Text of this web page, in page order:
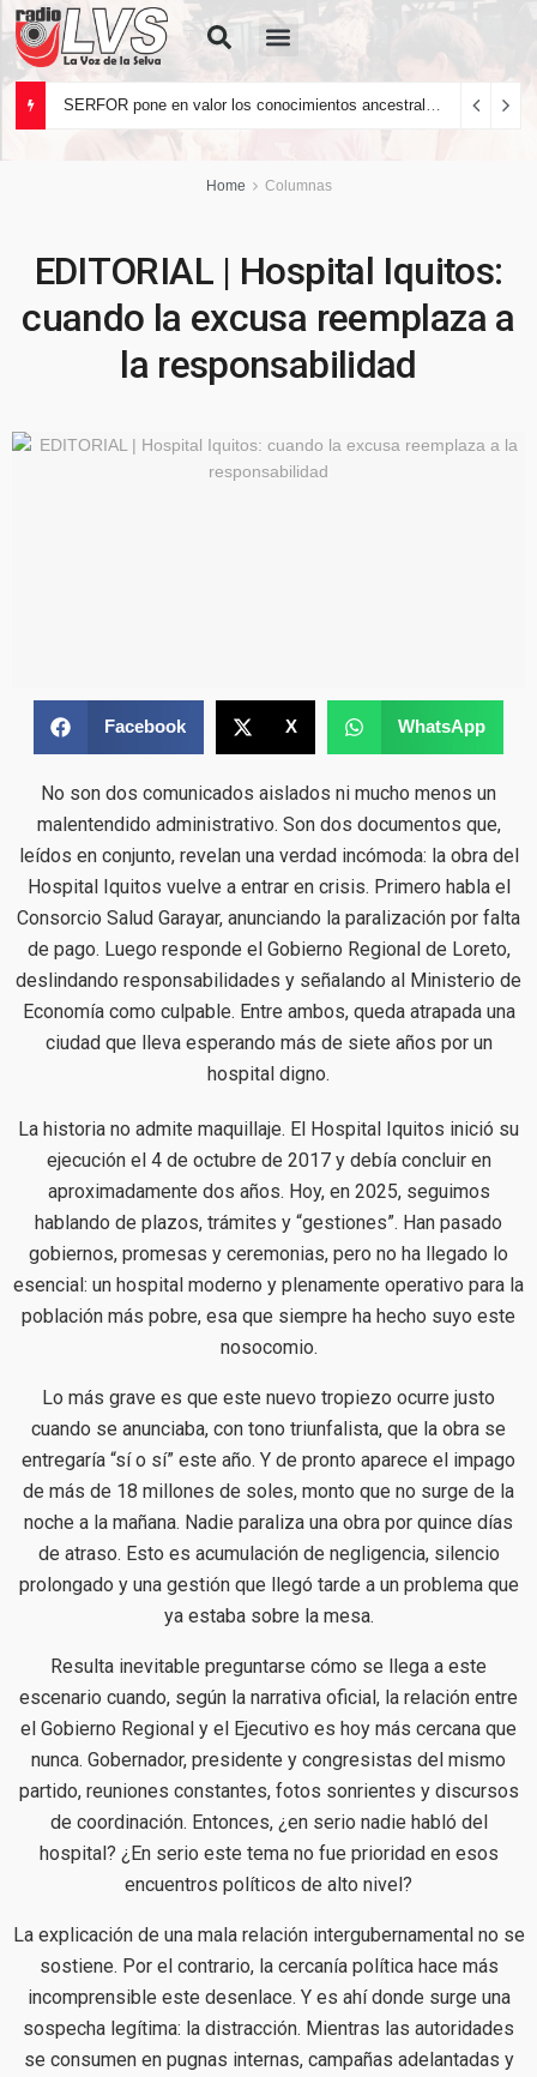
Home Columnas
EDITORIAL | Hospital Iquitos:
cuando la excusa reemplaza a
la responsabilidad
Facebook X WhatsApp
No son dos comunicados aislados ni mucho menos un
malentendido administrativo. Son dos documentos que,
leídos en conjunto, revelan una verdad incómoda: la obra del
Hospital Iquitos vuelve a entrar en crisis. Primero habla el
Consorcio Salud Garayar, anunciando la paralización por falta
de pago. Luego responde el Gobierno Regional de Loreto,
deslindando responsabilidades y señalando al Ministerio de
Economía como culpable. Entre ambos, queda atrapada una
ciudad que lleva esperando más de siete años por un
hospital digno.
La historia no admite maquillaje. El Hospital Iquitos inició su
ejecución el 4 de octubre de 2017 y debía concluir en
aproximadamente dos años. Hoy, en 2025, seguimos
hablando de plazos, trámites y “gestiones”. Han pasado
gobiernos, promesas y ceremonias, pero no ha llegado lo
esencial: un hospital moderno y plenamente operativo para la
población más pobre, esa que siempre ha hecho suyo este
nosocomio.
Lo más grave es que este nuevo tropiezo ocurre justo
cuando se anunciaba, con tono triunfalista, que la obra se
entregaría “sí o sí” este año. Y de pronto aparece el impago
de más de 18 millones de soles, monto que no surge de la
noche a la mañana. Nadie paraliza una obra por quince días
de atraso. Esto es acumulación de negligencia, silencio
prolongado y una gestión que llegó tarde a un problema que
ya estaba sobre la mesa.
Resulta inevitable preguntarse cómo se llega a este
escenario cuando, según la narrativa oficial, la relación entre
el Gobierno Regional y el Ejecutivo es hoy más cercana que
nunca. Gobernador, presidente y congresistas del mismo
partido, reuniones constantes, fotos sonrientes y discursos
de coordinación. Entonces, ¿en serio nadie habló del
hospital? ¿En serio este tema no fue prioridad en esos
encuentros políticos de alto nivel?
La explicación de una mala relación intergubernamental no se
sostiene. Por el contrario, la cercanía política hace más
incomprensible este desenlace. Y es ahí donde surge una
sospecha legítima: la distracción. Mientras las autoridades
se consumen en pugnas internas, campañas adelantadas y